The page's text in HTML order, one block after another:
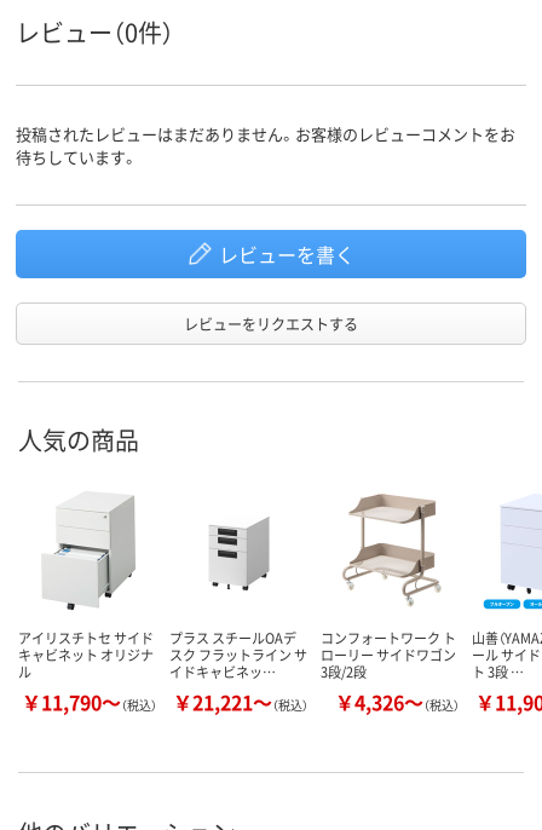
アスクル
商品環境
15
レビュー（0件）
投稿されたレビューはまだありません。お客様のレビューコメントをお
待ちしています。
レビューを書く
レビューをリクエストする
人気の商品
アイリスチトセ サイド
キャビネット オリジナ
ル
￥11,790～（税込）
プラス スチールOAデ
スク フラットライン サ
イドキャビネッ…
￥21,221～（税込）
コンフォートワーク ト
ローリー サイドワゴン
3段/2段
￥4,326～（税込）
山善（
ール サイ
ト 3段 …
￥